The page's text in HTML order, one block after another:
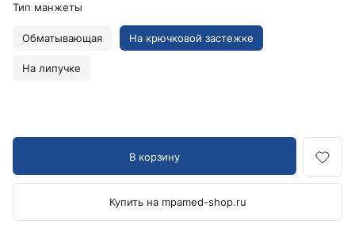
Тип манжеты
Обматывающая На крючковой застежке
На липучке
В корзину
Купить на mpamed-shop.ru